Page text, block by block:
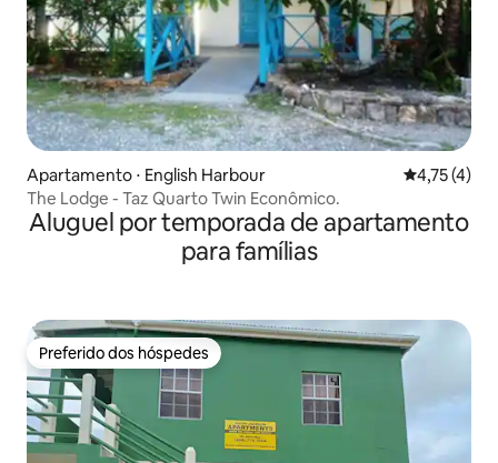
Apartamento ⋅ English Harbour 4,75 de
4,75 (4)
The Lodge - Taz Quarto Twin Econômico.
Aluguel por temporada de apartamento
para famílias
Preferido dos hóspedes
Preferido dos hóspedes